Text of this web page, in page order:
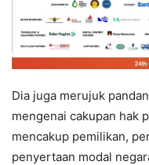
Dia juga merujuk
mengenai cakupan hak
mencakup pemilikan,
penyertaan modal